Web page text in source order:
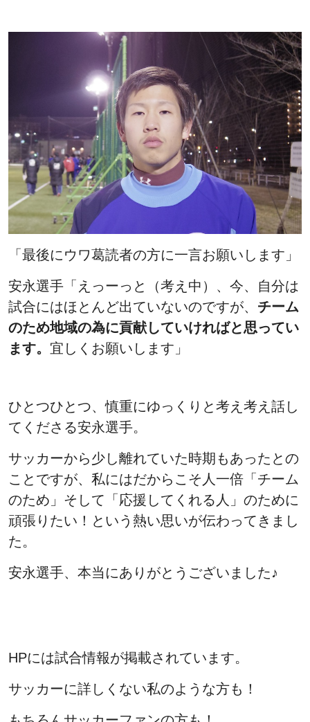
「最後にウワ葛読者の方に一言お願いします」
安永選手「えっーっと（考え中）、今、自分は
試合にはほとんど出ていないのですが、 チーム
のため地域の為に貢献していければと思ってい
ます。 宜しくお願いします」
ひとつひとつ、慎重にゆっくりと考え考え話し
てくださる安永選手。
サッカーから少し離れていた時期もあったとの
ことですが、私にはだからこそ人一倍「チーム
のため」そして「応援してくれる人」のために
頑張りたい！という熱い思いが伝わってきまし
た。
安永選手、本当にありがとうございました♪
HPには試合情報が掲載されています。
サッカーに詳しくない私のような方も！